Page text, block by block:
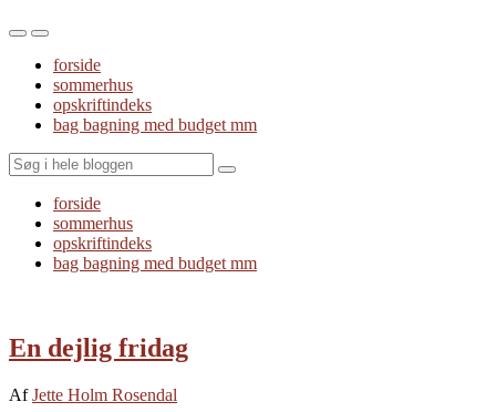
Toggle
mobile
menu
Toggle
the
search
field
forside
sommerhus
opskriftindeks
bag bagning med budget mm
Search
forside
sommerhus
opskriftindeks
bag bagning med budget mm
En dejlig fridag
AfJette Holm Rosendal